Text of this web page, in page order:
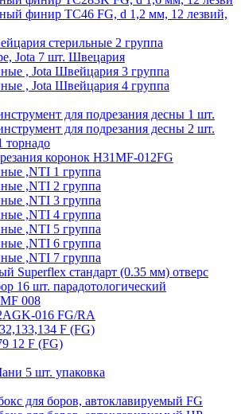
финир TC46 FG, d 1,2 мм, 12 лезвий,
стерильные 2 группа
Jota 7 шт. Швецария
, Jota Швейцария 3 группа
, Jota Швейцария 4 группа
для подрезания десны 1 шт.
для подрезания десны 2 шт.
торнадо
коронок H31MF-012FG
,NTI 1 группа
,NTI 2 группа
,NTI 3 группа
,NTI 4 группа
,NTI 5 группа
,NTI 6 группа
,NTI 7 группа
Superflex стандарт (0.35 мм) отверс
16 шт. парадотологический
008
016 FG/RA
F (FG)
12 F (FG)
5 шт. упаковка
для боров, автоклавируемый FG